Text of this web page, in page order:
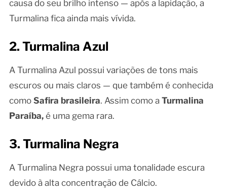
causa do seu brilho intenso — após a lapidação, a
Turmalina fica ainda mais vívida.
2. Turmalina Azul
A Turmalina Azul possui variações de tons mais
escuros ou mais claros — que também é conhecida
comoSafira brasileira. Assim como a Turmalina
Paraíba,é uma gema rara.
3. Turmalina Negra
A Turmalina Negra possui uma tonalidade escura
devido à alta concentração de Cálcio.